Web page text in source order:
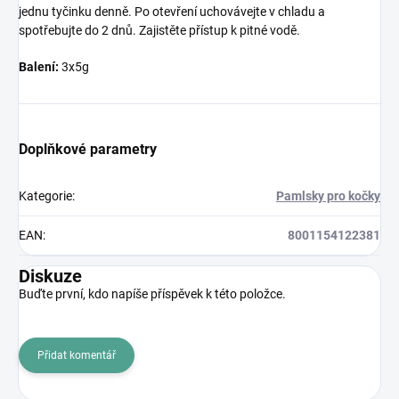
jednu tyčinku denně. Po otevření uchovávejte v chladu a
spotřebujte do 2 dnů. Zajistěte přístup k pitné vodě.
Balení: 3x5g
Doplňkové parametry
Kategorie: Pamlsky pro kočky
EAN: 8001154122381
Diskuze
Buďte první, kdo napíše příspěvek k této položce.
Přidat komentář